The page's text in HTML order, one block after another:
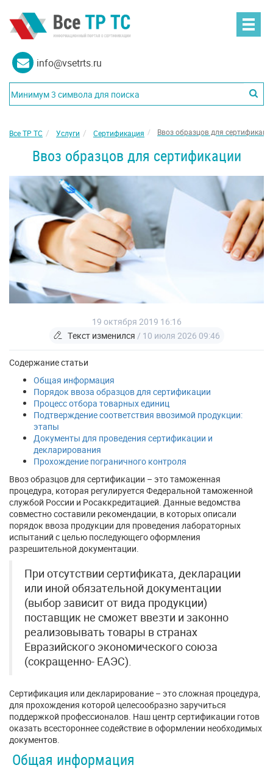
info@vsetrts.ru
Все ТР ТС Услуги Сертификация Ввоз образцов для
Ввоз образцов для сертификации
19 октября 2019 16:16
Текст изменился / 10 июля 2026 09:46
Содержание статьи
Общая информация
Порядок ввоза образцов для сертификации
Процесс отбора товарных единиц
Подтверждение соответствия ввозимой продукции:
этапы
Документы для проведения сертификации и
декларирования
Прохождение пограничного контроля
Ввоз образцов для сертификации – это таможенная
процедура, которая регулируется Федеральной таможенной
службой России и Росаккредитацией. Данные ведомства
совместно составили рекомендации, в которых описали
порядок ввоза продукции для проведения лабораторных
испытаний с целью последующего оформления
разрешительной документации.
При отсутствии сертификата, декларации
или иной обязательной документации
(выбор зависит от вида продукции)
поставщик не сможет ввезти и законно
реализовывать товары в странах
Евразийского экономического союза
(сокращенно- ЕАЭС).
Сертификация или декларирование – это сложная процедура,
для прохождения которой целесообразно заручиться
поддержкой профессионалов. Наш центр сертификации готов
оказать всестороннее содействие в оформлении необходимых
документов.
Общая информация